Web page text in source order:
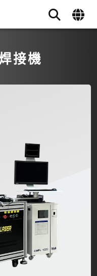
接機